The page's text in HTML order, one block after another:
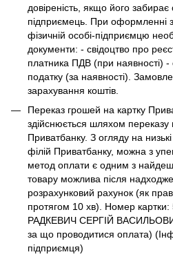
довіреність, якщо його
підприємець. При оформленні
фізичній особі-підприємцю
документи: - свідоцтво про
платника ПДВ (при наявності) -
податку (за наявності).
зарахування коштів.
Переказ грошей на картку
здійснюється шляхом переказу
Приватбанку. З огляду на
філій Приватбанку, можна з
метод оплати є одним з
товару можлива після
розрахунковий рахунок (як
протягом 10 хв). Номер
РАДКЕВИЧ СЕРГІЙ
за що проводитися оплата)
підприємця)